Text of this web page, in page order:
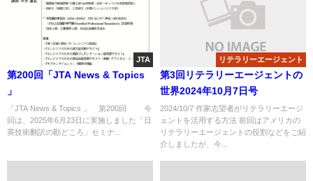
JTA
第200回「JTA News & Topics
」
「JTA News & Topics 」 第200回 今
回は、2025年6月23日に実施しました「日
英技術翻訳の勘どころ」セミナ...
リテラリーエージェント
第3回リテラリーエージェントの
世界2024年10月7日号
2024/10/7 作家志望者がリテラリーエージ
ェントを活用する方法 前回はアメリカの
リテラリーエージェントの役割などをご紹
介しましたが、今...